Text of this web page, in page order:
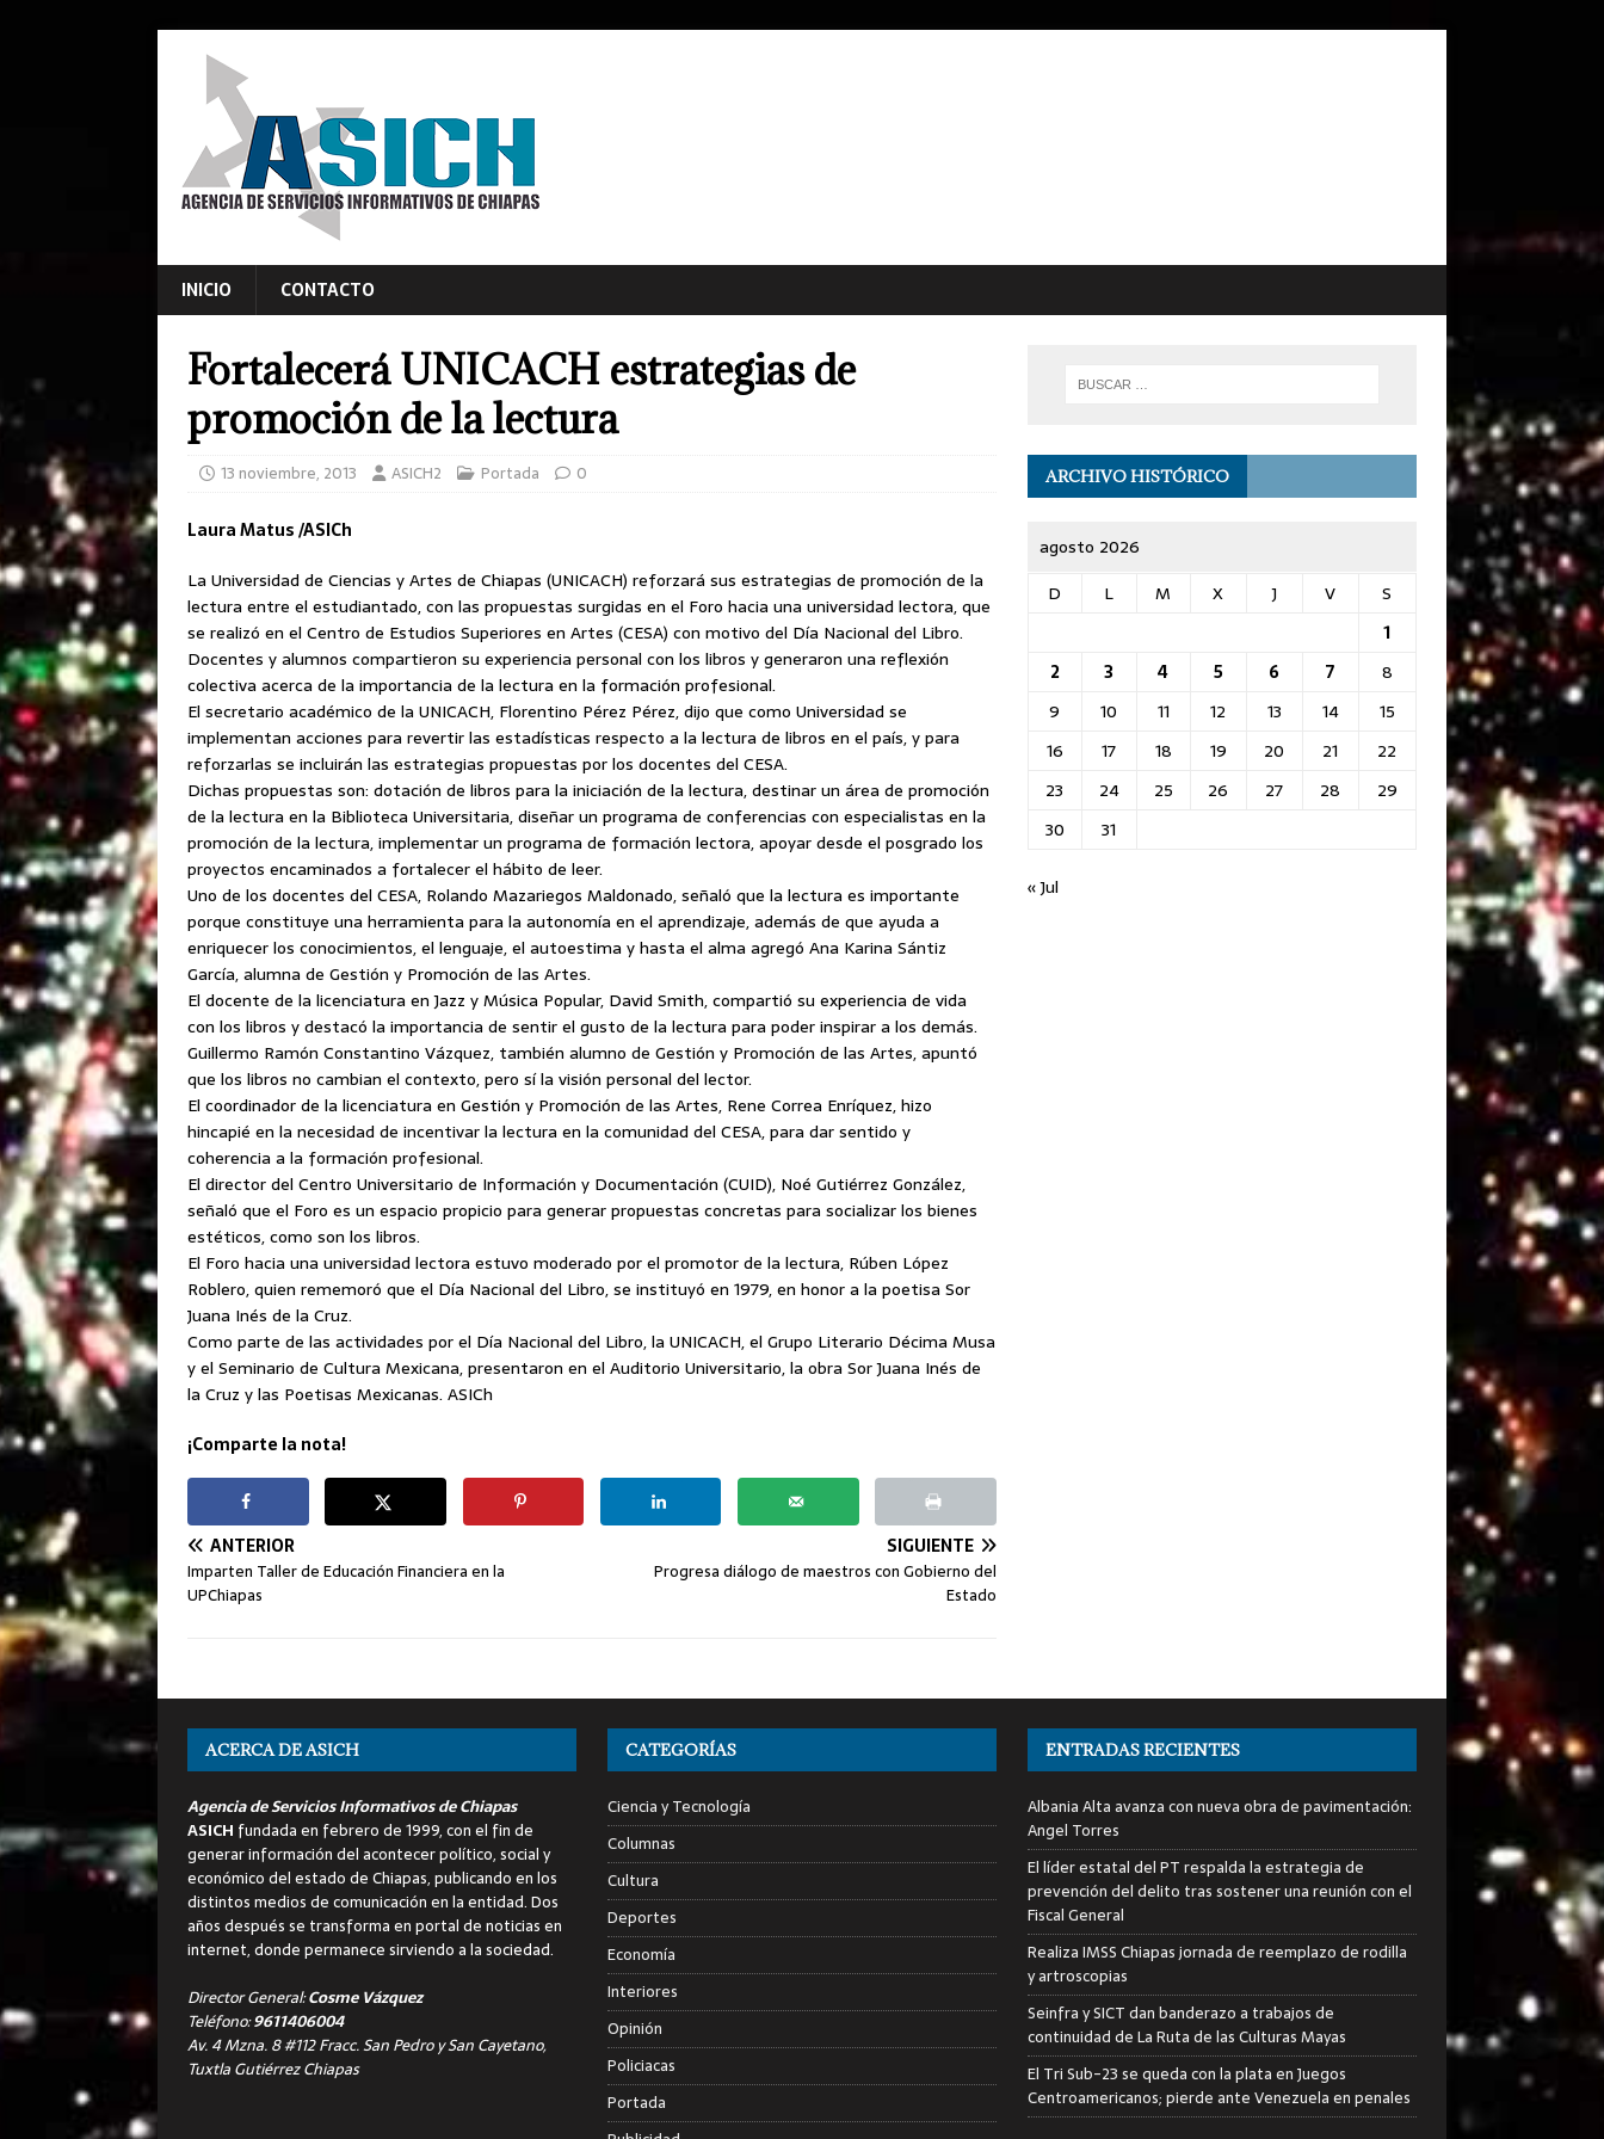
INICIO CONTACTO
Fortalecerá UNICACH estrategias de
promoción de la lectura
13 noviembre, 2013 ASICH2 Portada 0
Laura Matus /ASICh
La Universidad de Ciencias y Artes de Chiapas (UNICACH) reforzará sus estrategias de promoción de la
lectura entre el estudiantado, con las propuestas surgidas en el Foro hacia una universidad lectora, que
se realizó en el Centro de Estudios Superiores en Artes (CESA) con motivo del Día Nacional del Libro.
Docentes y alumnos compartieron su experiencia personal con los libros y generaron una reflexión
colectiva acerca de la importancia de la lectura en la formación profesional.
El secretario académico de la UNICACH, Florentino Pérez Pérez, dijo que como Universidad se
implementan acciones para revertir las estadísticas respecto a la lectura de libros en el país, y para
reforzarlas se incluirán las estrategias propuestas por los docentes del CESA.
Dichas propuestas son: dotación de libros para la iniciación de la lectura, destinar un área de promoción
de la lectura en la Biblioteca Universitaria, diseñar un programa de conferencias con especialistas en la
promoción de la lectura, implementar un programa de formación lectora, apoyar desde el posgrado los
proyectos encaminados a fortalecer el hábito de leer.
Uno de los docentes del CESA, Rolando Mazariegos Maldonado, señaló que la lectura es importante
porque constituye una herramienta para la autonomía en el aprendizaje, además de que ayuda a
enriquecer los conocimientos, el lenguaje, el autoestima y hasta el alma agregó Ana Karina Sántiz
García, alumna de Gestión y Promoción de las Artes.
El docente de la licenciatura en Jazz y Música Popular, David Smith, compartió su experiencia de vida
con los libros y destacó la importancia de sentir el gusto de la lectura para poder inspirar a los demás.
Guillermo Ramón Constantino Vázquez, también alumno de Gestión y Promoción de las Artes, apuntó
que los libros no cambian el contexto, pero sí la visión personal del lector.
El coordinador de la licenciatura en Gestión y Promoción de las Artes, Rene Correa Enríquez, hizo
hincapié en la necesidad de incentivar la lectura en la comunidad del CESA, para dar sentido y
coherencia a la formación profesional.
El director del Centro Universitario de Información y Documentación (CUID), Noé Gutiérrez González,
señaló que el Foro es un espacio propicio para generar propuestas concretas para socializar los bienes
estéticos, como son los libros.
El Foro hacia una universidad lectora estuvo moderado por el promotor de la lectura, Rúben López
Roblero, quien rememoró que el Día Nacional del Libro, se instituyó en 1979, en honor a la poetisa Sor
Juana Inés de la Cruz.
Como parte de las actividades por el Día Nacional del Libro, la UNICACH, el Grupo Literario Décima Musa
y el Seminario de Cultura Mexicana, presentaron en el Auditorio Universitario, la obra Sor Juana Inés de
la Cruz y las Poetisas Mexicanas. ASICh
¡Comparte la nota!
ANTERIOR
Imparten Taller de Educación Financiera en la
UPChiapas
SIGUIENTE
Progresa diálogo de maestros con Gobierno del
Estado
ARCHIVO HISTÓRICO
agosto 2026
D
L M X J V
S
1
2
3 4 5 6 7
8
9
10 11 12 13 14
15
16
17 18 19 20 21
22
23
24 25 26 27 28
29
30
31
« Jul
ACERCA DE ASICH
Agencia de Servicios Informativos de Chiapas
ASICH fundada en febrero de 1999, con el fin de
generar información del acontecer político, social y
económico del estado de Chiapas, publicando en los
distintos medios de comunicación en la entidad. Dos
años después se transforma en portal de noticias en
internet, donde permanece sirviendo a la sociedad.
Director General:Cosme Vázquez
Teléfono:9611406004
Av. 4 Mzna. 8 #112 Fracc. San Pedro y San Cayetano,
Tuxtla Gutiérrez Chiapas
CATEGORÍAS
Ciencia y Tecnología
Columnas
Cultura
Deportes
Economía
Interiores
Opinión
Policiacas
Portada
ENTRADAS RECIENTES
Albania Alta avanza con nueva obra de pavimentación:
Angel Torres
El líder estatal del PT respalda la estrategia de
prevención del delito tras sostener una reunión con el
Fiscal General
Realiza IMSS Chiapas jornada de reemplazo de rodilla
y artroscopias
Seinfra y SICT dan banderazo a trabajos de
continuidad de La Ruta de las Culturas Mayas
El Tri Sub-23 se queda con la plata en Juegos
Centroamericanos; pierde ante Venezuela en penales